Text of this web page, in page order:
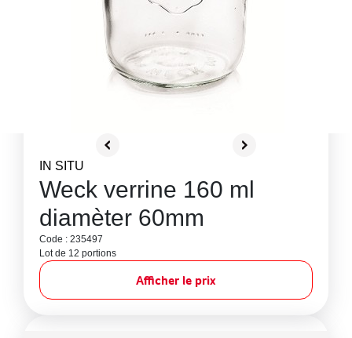
IN SITU
Weck verrine 160 ml
diamèter 60mm
Code : 235497
Lot de 12 portions
Afficher le prix